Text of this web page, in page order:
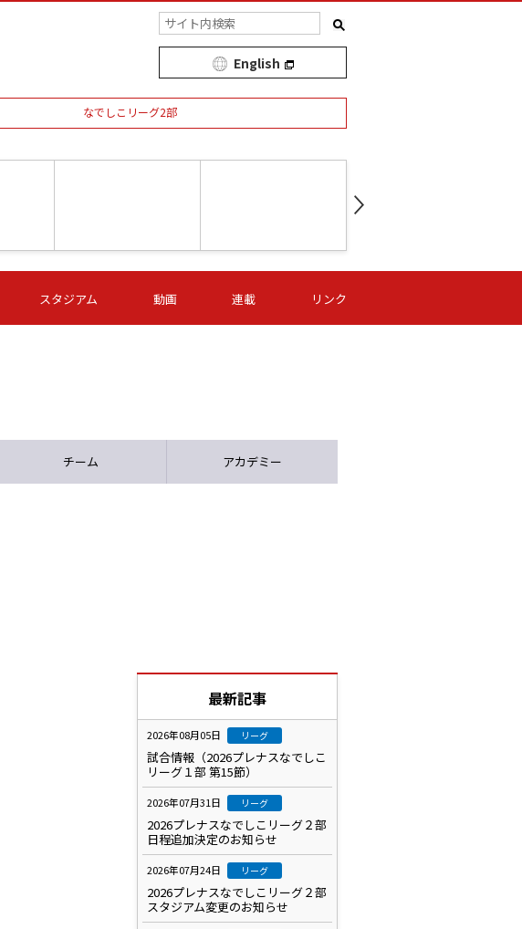
English
なでしこリーグ2部
第16節 09/06 (日) 15:00
-
第16節 09/06 (日) 15:00
- -
スタジアム 動画 連載 リンク
チーム アカデミー
最新記事
2026年08月05日 リーグ
試合情報（2026プレナスなでしこ
リーグ１部 第15節）
2026年07月31日 リーグ
2026プレナスなでしこリーグ２部
日程追加決定のお知らせ
2026年07月24日 リーグ
2026プレナスなでしこリーグ２部
スタジアム変更のお知らせ